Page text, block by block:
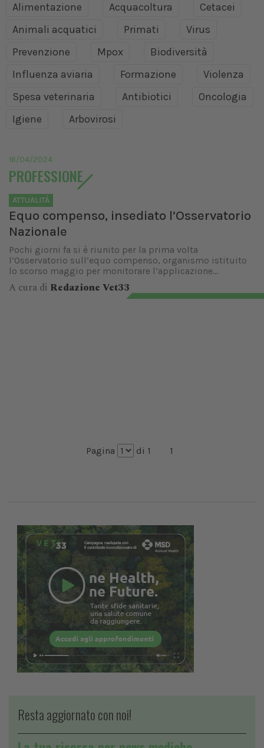
Alimentazione
Acquacoltura
Cetacei
Animali acquatici
Primati
Virus
Prevenzione
Mpox
Biodiversità
Influenza aviaria
Formazione
Violenza
Spesa veterinaria
Antibiotici
Oncologia
Igiene
Arbovirosi
16/04/2024
PROFESSIONE
ATTUALITÀ
Equo compenso, insediato l’Osservatorio
Nazionale
Pochi giorni fa si è riunito per la prima volta
l’Osservatorio sull’equo compenso, organismo istituito
lo scorso maggio per monitorare l’applicazione...
A cura di Redazione Vet33
Pagina di 1 1
Resta aggiornato con noi!